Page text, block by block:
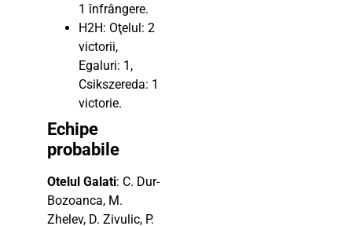
1 înfrângere.
H2H: Oţelul: 2
victorii,
Egaluri: 1,
Csikszereda: 1
victorie.
Echipe
probabile
Otelul Galati: C. Dur-
Bozoanca, M.
Zhelev, D. Zivulic, P.